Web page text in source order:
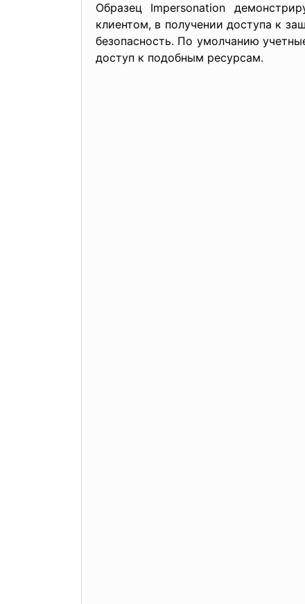
Образец Impersonation
клиентом, в получении доступа к
безопасность. По умолчанию
доступ к подобным ресурсам.